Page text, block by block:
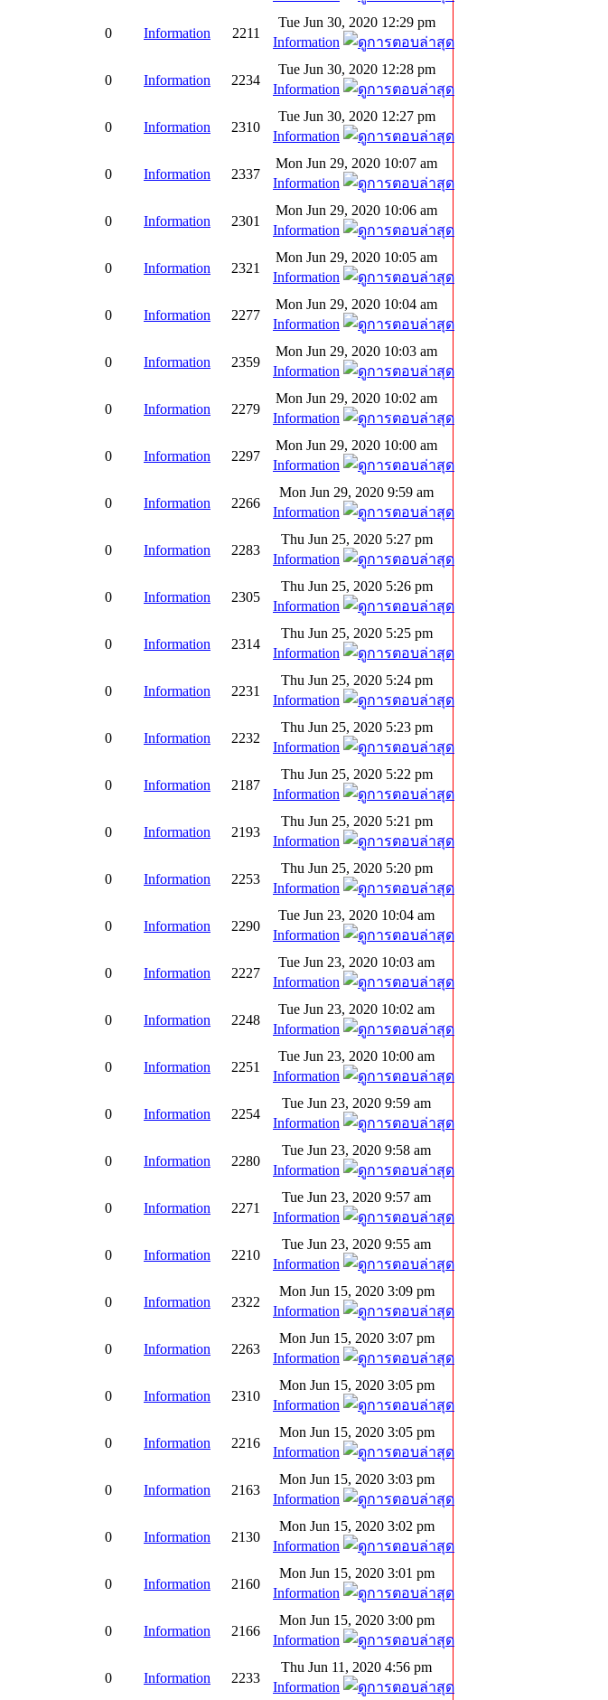
0 Information 2211
Tue Jun 30, 2020 12:29 pm
Information
0 Information 2234
Tue Jun 30, 2020 12:28 pm
Information
0 Information 2310
Tue Jun 30, 2020 12:27 pm
Information
0 Information 2337
Mon Jun 29, 2020 10:07 am
Information
0 Information 2301
Mon Jun 29, 2020 10:06 am
Information
0 Information 2321
Mon Jun 29, 2020 10:05 am
Information
0 Information 2277
Mon Jun 29, 2020 10:04 am
Information
0 Information 2359
Mon Jun 29, 2020 10:03 am
Information
0 Information 2279
Mon Jun 29, 2020 10:02 am
Information
0 Information 2297
Mon Jun 29, 2020 10:00 am
Information
0 Information 2266
Mon Jun 29, 2020 9:59 am
Information
0 Information 2283
Thu Jun 25, 2020 5:27 pm
Information
0 Information 2305
Thu Jun 25, 2020 5:26 pm
Information
0 Information 2314
Thu Jun 25, 2020 5:25 pm
Information
0 Information 2231
Thu Jun 25, 2020 5:24 pm
Information
0 Information 2232
Thu Jun 25, 2020 5:23 pm
Information
0 Information 2187
Thu Jun 25, 2020 5:22 pm
Information
0 Information 2193
Thu Jun 25, 2020 5:21 pm
Information
0 Information 2253
Thu Jun 25, 2020 5:20 pm
Information
0 Information 2290
Tue Jun 23, 2020 10:04 am
Information
0 Information 2227
Tue Jun 23, 2020 10:03 am
Information
0 Information 2248
Tue Jun 23, 2020 10:02 am
Information
0 Information 2251
Tue Jun 23, 2020 10:00 am
Information
0 Information 2254
Tue Jun 23, 2020 9:59 am
Information
0 Information 2280
Tue Jun 23, 2020 9:58 am
Information
0 Information 2271
Tue Jun 23, 2020 9:57 am
Information
0 Information 2210
Tue Jun 23, 2020 9:55 am
Information
0 Information 2322
Mon Jun 15, 2020 3:09 pm
Information
0 Information 2263
Mon Jun 15, 2020 3:07 pm
Information
0 Information 2310
Mon Jun 15, 2020 3:05 pm
Information
0 Information 2216
Mon Jun 15, 2020 3:05 pm
Information
0 Information 2163
Mon Jun 15, 2020 3:03 pm
Information
0 Information 2130
Mon Jun 15, 2020 3:02 pm
Information
0 Information 2160
Mon Jun 15, 2020 3:01 pm
Information
0 Information 2166
Mon Jun 15, 2020 3:00 pm
Information
0 Information 2233
Thu Jun 11, 2020 4:56 pm
Information